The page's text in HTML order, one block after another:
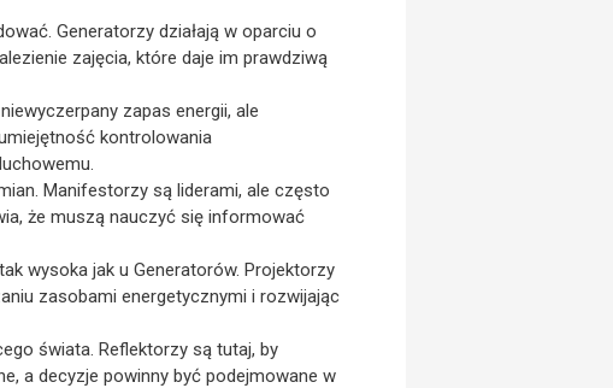
Generatorzy działają w oparciu o
zajęcia, które daje im prawdziwą
zapas energii, ale
kontrolowania
Manifestorzy są liderami, ale często
że muszą nauczyć się informować
wysoka jak u Generatorów. Projektorzy
zasobami energetycznymi i rozwijając
świata. Reflektorzy są tutaj, by
a decyzje powinny być podejmowane w